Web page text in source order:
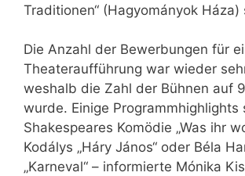
Traditionen“ (Hagyományok Háza)
Die Anzahl der Bewerbungen für
Theateraufführung war wieder
weshalb die Zahl der Bühnen auf
wurde. Einige Programmhighlights
Shakespeares Komödie „Was ihr
Kodálys „Háry János“ oder Béla
„Karneval“ – informierte Mónika